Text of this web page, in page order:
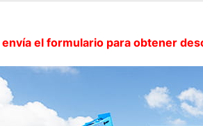
el formulario para obtener